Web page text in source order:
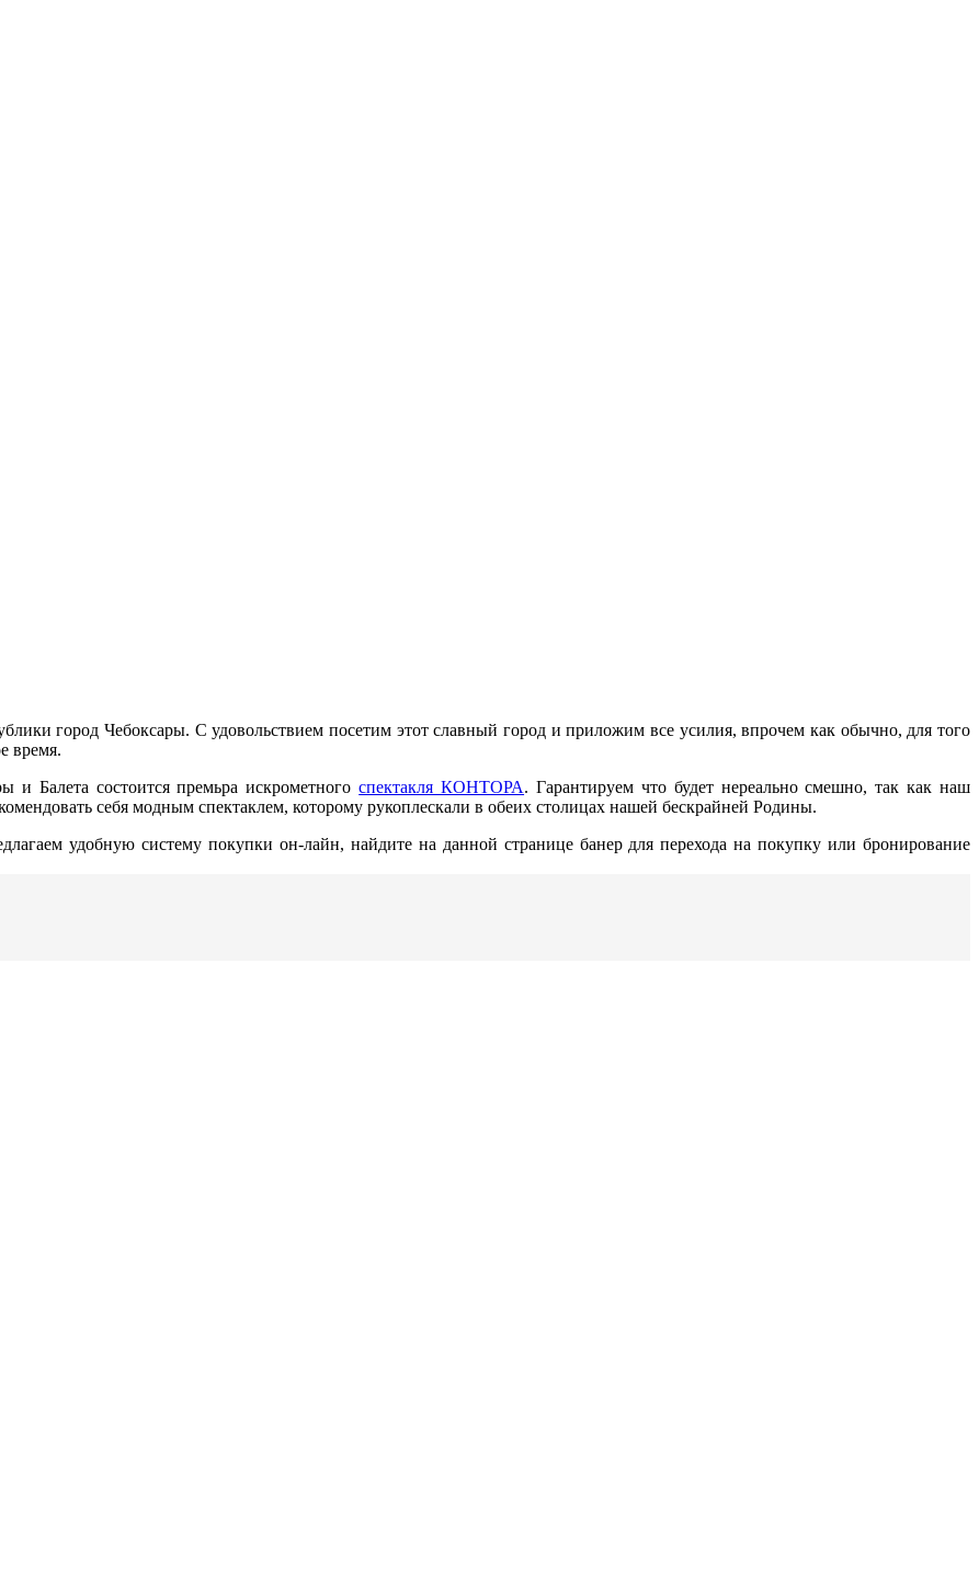
город Чебоксары. С удовольствием посетим этот славный город и приложим все усилия, впрочем как обычно, для того
время.
и Балета состоится премьра искрометногоспектакля КОНТОРА. Гарантируем что будет нереально смешно, так как наш
себя модным спектаклем, которому рукоплескали в обеих столицах нашей бескрайней Родины.
удобную систему покупки он-лайн, найдите на данной странице банер для перехода на покупку или бронирование